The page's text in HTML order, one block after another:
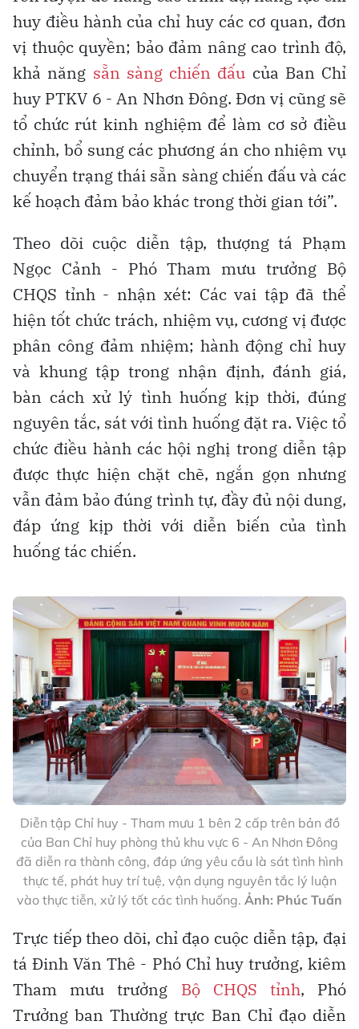
huy điều hành của chỉ huy các cơ quan, đơn
vị thuộc quyền; bảo đảm nâng cao trình độ,
khả năng sẵn sàng chiến đấu của Ban Chỉ
huy PTKV 6 - An Nhơn Đông. Đơn vị cũng sẽ
tổ chức rút kinh nghiệm để làm cơ sở điều
chỉnh, bổ sung các phương án cho nhiệm vụ
chuyển trạng thái sẵn sàng chiến đấu và các
kế hoạch đảm bảo khác trong thời gian tới”.
Theo dõi cuộc diễn tập, thượng tá Phạm
Ngọc Cảnh - Phó Tham mưu trưởng Bộ
CHQS tỉnh - nhận xét: Các vai tập đã thể
hiện tốt chức trách, nhiệm vụ, cương vị được
phân công đảm nhiệm; hành động chỉ huy
và khung tập trong nhận định, đánh giá,
bàn cách xử lý tình huống kịp thời, đúng
nguyên tắc, sát với tình huống đặt ra. Việc tổ
chức điều hành các hội nghị trong diễn tập
được thực hiện chặt chẽ, ngắn gọn nhưng
vẫn đảm bảo đúng trình tự, đầy đủ nội dung,
đáp ứng kịp thời với diễn biến của tình
huống tác chiến.
Diễn tập Chỉ huy - Tham mưu 1 bên 2 cấp trên bản đồ
của Ban Chỉ huy phòng thủ khu vực 6 - An Nhơn Đông
đã diễn ra thành công, đáp ứng yêu cầu là sát tình hình
thực tế, phát huy trí tuệ, vận dụng nguyên tắc lý luận
vào thực tiễn, xử lý tốt các tình huống. Ảnh: Phúc Tuấn
Trực tiếp theo dõi, chỉ đạo cuộc diễn tập, đại
tá Đinh Văn Thê - Phó Chỉ huy trưởng, kiêm
Tham mưu trưởng Bộ CHQS tỉnh, Phó
Trưởng ban Thường trực Ban Chỉ đạo diễn